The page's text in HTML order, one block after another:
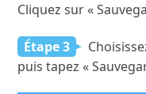
Cliquez sur «
Étape 3
puis tapez «